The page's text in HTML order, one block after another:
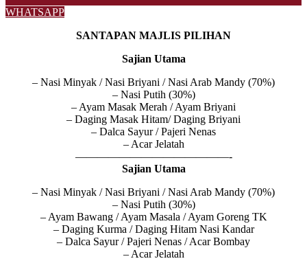
WHATSAPP
SANTAPAN MAJLIS PILIHAN
Sajian Utama
– Nasi Minyak / Nasi Briyani / Nasi Arab Mandy (70%)
– Nasi Putih (30%)
– Ayam Masak Merah / Ayam Briyani
– Daging Masak Hitam/ Daging Briyani
– Dalca Sayur / Pajeri Nenas
– Acar Jelatah
——————————————-
Sajian Utama
– Nasi Minyak / Nasi Briyani / Nasi Arab Mandy (70%)
– Nasi Putih (30%)
– Ayam Bawang / Ayam Masala / Ayam Goreng TK
– Daging Kurma / Daging Hitam Nasi Kandar
– Dalca Sayur / Pajeri Nenas / Acar Bombay
– Acar Jelatah